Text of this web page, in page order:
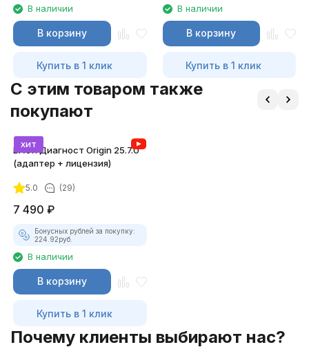
В наличии
В корзину
Купить в 1 клик
В наличии
В корзину
Купить в 1 клик
C этим товаром также
покупают
хит
ВАСЯ Диагност Origin 25.7.0
(адаптер + лицензия)
5.0 (29)
7 490 ₽
Бонусных рублей за покупку:
224.92руб.
В наличии
В корзину
Купить в 1 клик
Почему клиенты выбирают нас?